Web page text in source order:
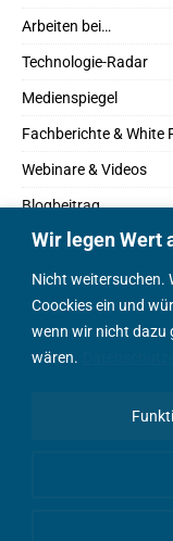
Wir legen Wert
Nicht weitersuchen.
Coockies ein und
wenn wir nicht dazu
wären.
Arbeiten bei…
Technologie-Radar
Medienspiegel
Fachberichte & White
Webinare & Videos
Blogbeitrag
Fachbücher
Marktreport
Podcasts
Positionspapier
English Content